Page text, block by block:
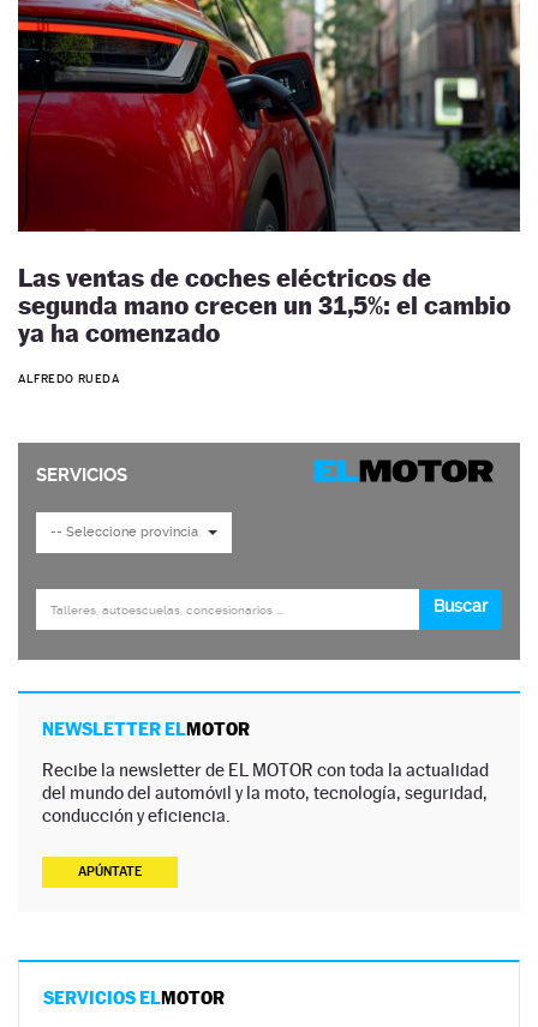
Las ventas de coches eléctricos de
segunda mano crecen un 31,5%: el cambio
ya ha comenzado
ALFREDO RUEDA
NEWSLETTER ELMOTOR
Recibe la newsletter de EL MOTOR con toda la actualidad
del mundo del automóvil y la moto, tecnología, seguridad,
conducción y eficiencia.
APÚNTATE
SERVICIOS ELMOTOR